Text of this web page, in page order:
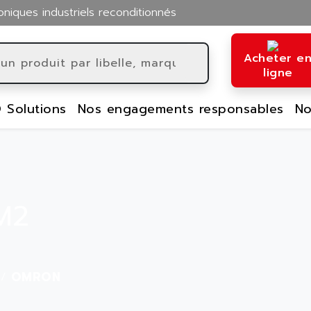
industriels reconditionnés
Acheter
ligne
Solutions Nos engagements responsables